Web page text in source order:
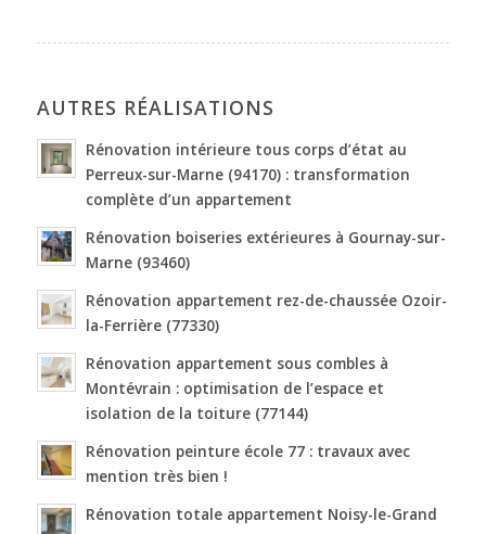
AUTRES RÉALISATIONS
Rénovation intérieure tous corps d’état au
Perreux-sur-Marne (94170) : transformation
complète d’un appartement
Rénovation boiseries extérieures à Gournay-sur-
Marne (93460)
Rénovation appartement rez-de-chaussée Ozoir-
la-Ferrière (77330)
Rénovation appartement sous combles à
Montévrain : optimisation de l’espace et
isolation de la toiture (77144)
Rénovation peinture école 77 : travaux avec
mention très bien !
Rénovation totale appartement Noisy-le-Grand